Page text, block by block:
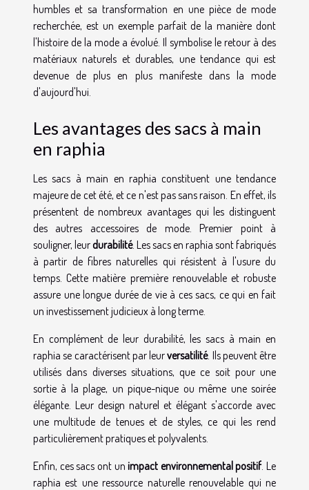
humbles et sa transformation en une pièce de mode
recherchée, est un exemple parfait de la manière dont
l'histoire de la mode a évolué. Il symbolise le retour à des
matériaux naturels et durables, une tendance qui est
devenue de plus en plus manifeste dans la mode
d'aujourd'hui.
Les avantages des sacs à main
en raphia
Les sacs à main en raphia constituent une tendance
majeure de cet été, et ce n'est pas sans raison. En effet, ils
présentent de nombreux avantages qui les distinguent
des autres accessoires de mode. Premier point à
souligner, leurdurabilité. Les sacs en raphia sont fabriqués
à partir de fibres naturelles qui résistent à l'usure du
temps. Cette matière première renouvelable et robuste
assure une longue durée de vie à ces sacs, ce qui en fait
un investissement judicieux à long terme.
En complément de leur durabilité, les sacs à main en
raphia se caractérisent par leurversatilité. Ils peuvent être
utilisés dans diverses situations, que ce soit pour une
sortie à la plage, un pique-nique ou même une soirée
élégante. Leur design naturel et élégant s'accorde avec
une multitude de tenues et de styles, ce qui les rend
particulièrement pratiques et polyvalents.
Enfin, ces sacs ont unimpact environnemental positif. Le
raphia est une ressource naturelle renouvelable qui ne